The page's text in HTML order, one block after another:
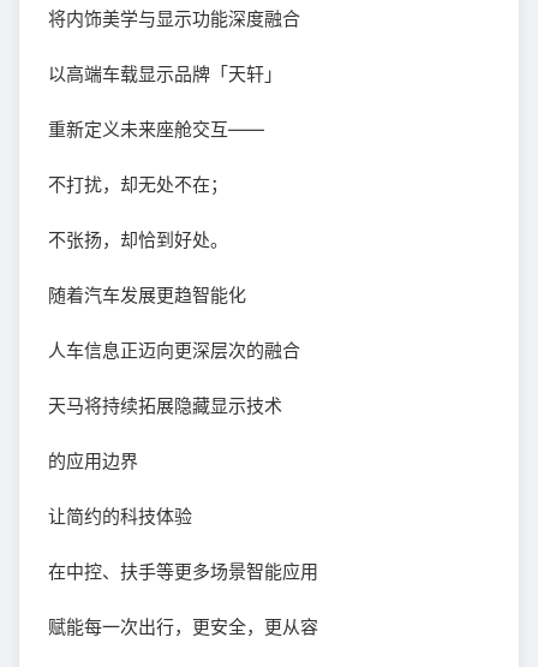
将内饰美学与显示功能深度融合
以高端车载显示品牌「天轩」
重新定义未来座舱交互——
不打扰，却无处不在；
不张扬，却恰到好处。
随着汽车发展更趋智能化
人车信息正迈向更深层次的融合
天马将持续拓展隐藏显示技术
的应用边界
让简约的科技体验
在中控、扶手等更多场景智能应用
赋能每一次出行，更安全，更从容